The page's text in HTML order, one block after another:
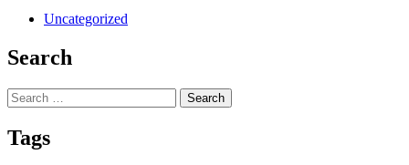
Uncategorized
Search
Search
for:
Tags